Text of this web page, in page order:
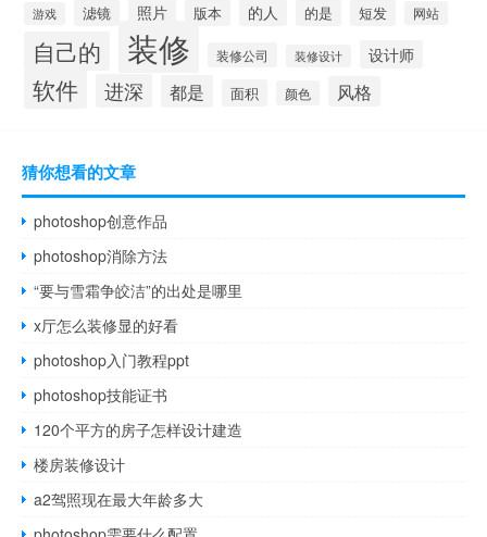
游戏 滤镜 照片 版本 的人 的是 短发 网站
自己的 装修 装修公司 装修设计 设计师
软件 进深 都是 面积 颜色 风格
猜你想看的文章
photoshop创意作品
photoshop消除方法
“要与雪霜争皎洁”的出处是哪里
x厅怎么装修显的好看
photoshop入门教程ppt
photoshop技能证书
120个平方的房子怎样设计建造
楼房装修设计
a2驾照现在最大年龄多大